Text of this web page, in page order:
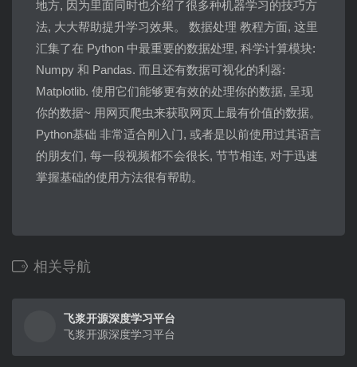
地方, 因为里面同时也介绍了很多种机器学习的技巧方
法, 大大帮助提升学习效果。 数据处理 教程方面, 这里
汇集了在 Python 中最重要的数据处理, 科学计算模块:
Numpy 和 Pandas. 而且还有数据可视化的利器:
Matplotlib. 使用它们能够更有效的处理你的数据, 呈现
你的数据~ 用网页爬虫来获取网页上最有价值的数据。
Python基础 非常适合刚入门, 或者是以前使用过其语言
的朋友们, 每一段视频都不会很长, 节节相连, 对于迅速
掌握基础的使用方法很有帮助。
相关导航
飞浆开源深度学习平台
飞浆开源深度学习平台